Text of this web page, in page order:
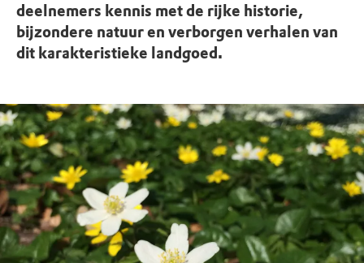
deelnemers kennis met de rijke historie,
bijzondere natuur en verborgen verhalen van
dit karakteristieke landgoed.